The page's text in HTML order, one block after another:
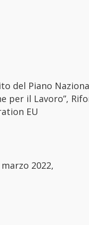
del Piano
per il Lavoro”,
EU
2022,